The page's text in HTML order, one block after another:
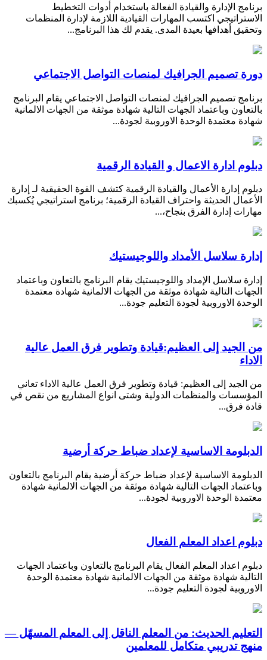
برنامج الإدارة والقيادة الفعالة باستخدام أدوات التخطيط
الاستراتيجي اكتسب المهارات القيادية اللازمة لإدارة المنظمات
وتحقيق أهدافها بعيدة المدى. يقدم لك هذا البرنامج...
دورة تصميم الجرافيك لمنصات التواصل الاجتماعي
برنامج تصميم الجرافيك لمنصات التواصل الاجتماعي يقام البرنامج
بالتعاون وباعتماد الجهات التالية شهادة موثقة من الجهات الالمانية
شهادة معتمدة الوحدة الاوروبية لجودة...
دبلوم ادارة الاعمال و القيادة الرقمية
دبلوم إدارة الأعمال والقيادة الرقمية كتشف القوة الحقيقية لـ إدارة
الأعمال الحديثة واحتراف القيادة الرقمية؛ برنامج استراتيجي يُكسبك
مهارات إدارة الفرق بنجاح،...
إدارة سلاسل الأمداد واللوجيستيك
إدارة سلاسل الإمداد واللوجيستيك يقام البرنامج بالتعاون وباعتماد
الجهات التالية شهادة موثقة من الجهات الالمانية شهادة معتمدة
الوحدة الاوروبية لجودة التعليم جودة...
من الجيد إلى العظيم:قيادة وتطوير فرق العمل عالية
الاداء
من الجيد إلى العظيم: قيادة وتطوير فرق العمل عالية الاداء تعاني
المؤسسات والمنظمات الدولية وشتى انواع المشاريع من نقص في
قادة فرق...
الدبلومة الاساسية لإعداد ضباط حركة أرضية
الدبلومة الاساسية لإعداد ضباط حركة أرضية يقام البرنامج بالتعاون
وباعتماد الجهات التالية شهادة موثقة من الجهات الالمانية شهادة
معتمدة الوحدة الاوروبية لجودة...
دبلوم اعداد المعلم الفعال
دبلوم اعداد المعلم الفعال يقام البرنامج بالتعاون وباعتماد الجهات
التالية شهادة موثقة من الجهات الالمانية شهادة معتمدة الوحدة
الاوروبية لجودة التعليم جودة...
التعليم الحديث: من المعلم الناقل إلى المعلم المسهّل —
منهج تدريبي متكامل للمعلمين